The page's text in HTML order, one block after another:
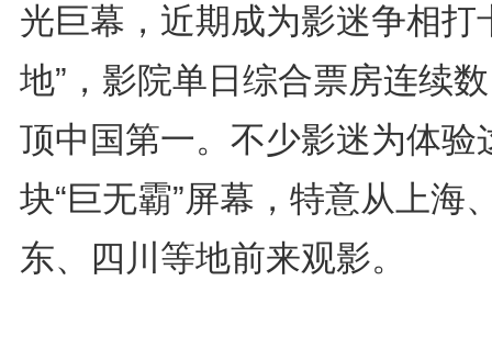
光巨幕，近期成为影迷争相打
地”，影院单日综合票房连续
顶中国第一。不少影迷为体验
块“巨无霸”屏幕，特意从上海
东、四川等地前来观影。